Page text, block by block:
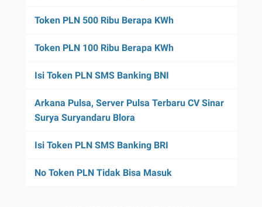
Token PLN 500 Ribu Berapa KWh
Token PLN 100 Ribu Berapa KWh
Isi Token PLN SMS Banking BNI
Arkana Pulsa, Server Pulsa Terbaru CV Sinar
Surya Suryandaru Blora
Isi Token PLN SMS Banking BRI
No Token PLN Tidak Bisa Masuk